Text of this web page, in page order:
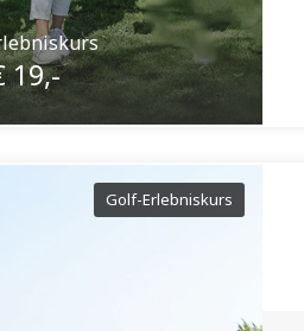
19,-
Golf-Erlebniskurs